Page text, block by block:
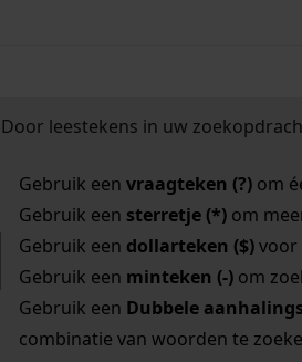
Door leestekens in uw
Gebruik een vraagteken (?)om
Gebruik een sterretje (*)om
Gebruik een dollarteken ($)voor
Gebruik een minteken (-)om
Gebruik een Dubbele
combinatie van woorden te